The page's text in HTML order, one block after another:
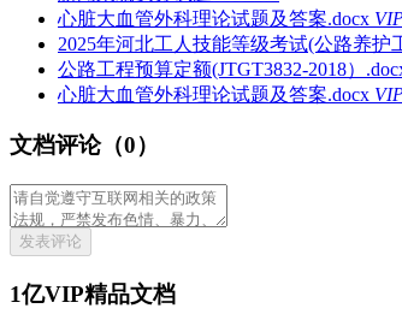
心脏大血管外科理论试题及答案.docx
2025年河北工人技能等级考试(公路养护
公路工程预算定额(JTGT3832-2018）
心脏大血管外科理论试题及答案.docx
文档评论（0）
发表评论
1亿VIP精品文档